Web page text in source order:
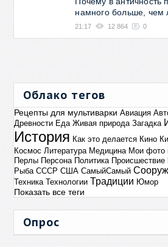
намного больше, чем
21:17 12 864 0
Облако тегов
Рецепты для мультиварки Авиация
Древности Еда Живая природа Загадка
История Как это делается Кино
Космос Литература Медицина Мои фото
Перлы Персона Политика Происшествие
Рыба СССР США СамыйСамый
Техника Технологии Традиции Юмор
Показать все теги
Опрос